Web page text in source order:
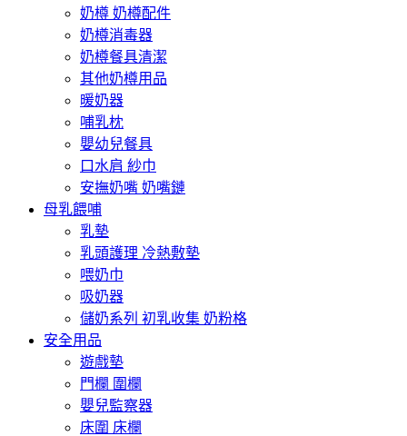
奶樽 奶樽配件
奶樽消毒器
奶樽餐具清潔
其他奶樽用品
暖奶器
哺乳枕
嬰幼兒餐具
口水肩 紗巾
安撫奶嘴 奶嘴鏈
母乳餵哺
乳墊
乳頭護理 冷熱敷墊
喂奶巾
吸奶器
儲奶系列 初乳收集 奶粉格
安全用品
遊戲墊
門欄 圍欄
嬰兒監察器
床圍 床欄